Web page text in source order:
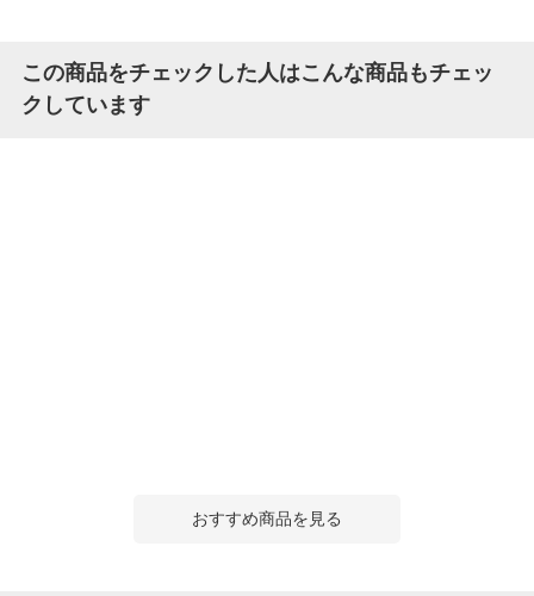
この商品をチェックした人はこんな商品もチェッ
クしています
おすすめ商品を見る